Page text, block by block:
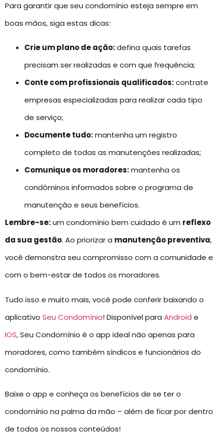
Para garantir que seu condomínio esteja sempre em
boas mãos, siga estas dicas:
Crie um plano de ação:defina quais tarefas
precisam ser realizadas e com que frequência;
Conte com profissionais qualificados:contrate
empresas especializadas para realizar cada tipo
de serviço;
Documente tudo:mantenha um registro
completo de todas as manutenções realizadas;
Comunique os moradores:mantenha os
condôminos informados sobre o programa de
manutenção e seus benefícios.
Lembre-se:um condomínio bem cuidado é um reflexo
da sua gestão. Ao priorizar a manutenção preventiva,
você demonstra seu compromisso com a comunidade e
com o bem-estar de todos os moradores.
Tudo isso e muito mais, você pode conferir baixando o
aplicativo Seu Condomínio! Disponível para Android e
IOS, Seu Condomínio é o app ideal não apenas para
moradores, como também síndicos e funcionários do
condomínio.
Baixe o app e conheça os benefícios de se ter o
condomínio na palma da mão – além de ficar por dentro
de todos os nossos conteúdos!